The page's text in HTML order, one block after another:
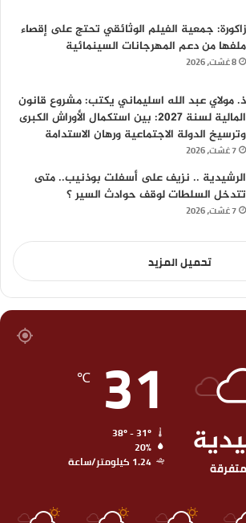
زاكورة: جمعية الفيلم الوثائقي تحتج على إقصاء
ملفها من دعم المهرجانات السينمائية
8 غشت، 2026
ذ. مولاي عبد الله اسليماني يكتب: مشروع قانون
المالية لسنة 2027: بين استكمال الأوراش الكبرى
وترسيخ الدولة الاجتماعية ورهان الاستدامة
7 غشت، 2026
الرشيدية .. نزيف على أسفلت بوذنيب.. متى
تتدخل السلطات لوقف حوادث السير ؟
7 غشت، 2026
تحميل المزيد
31
℃
20%
1.24 كيلومتر/ساعة